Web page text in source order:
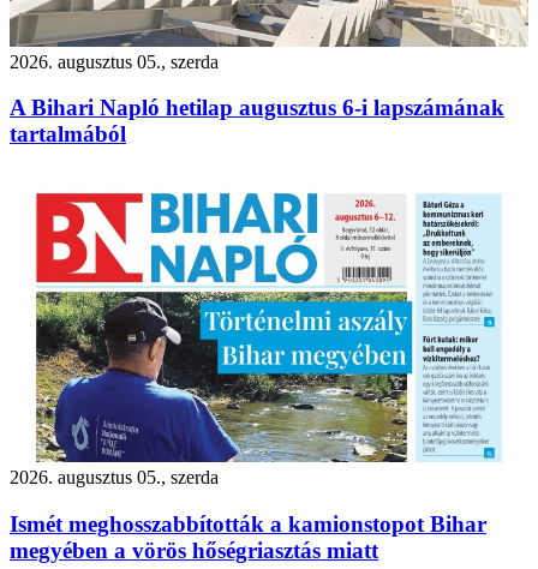
2026. augusztus 05., szerda
A Bihari Napló hetilap augusztus 6-i lapszámának
tartalmából
2026. augusztus 05., szerda
Ismét meghosszabbították a kamionstopot Bihar
megyében a vörös hőségriasztás miatt